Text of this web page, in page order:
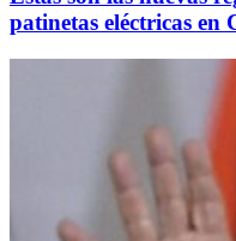
patinetas eléctricas en